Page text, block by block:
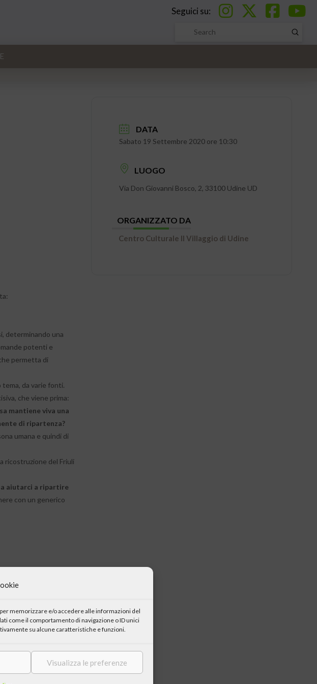
memorizzare e/o accedere alle informazioni del
come il comportamento di navigazione o ID unici
su alcune caratteristiche e funzioni.
Visualizza le preferenze
Seguici su:
Search
Submit
determinando una
potenti e
permetta di
da varie fonti.
che viene prima:
mantiene viva una
di ripartenza?
umana e quindi di
ricostruzione del Friuli
aiutarci a ripartire
con un generico
DATA
Sabato 19 Settembre 2020 ore 10:30
LUOGO
Via Don Giovanni Bosco, 2, 33100 Udine UD
ORGANIZZATO DA
Centro Culturale Il Villaggio di Udine